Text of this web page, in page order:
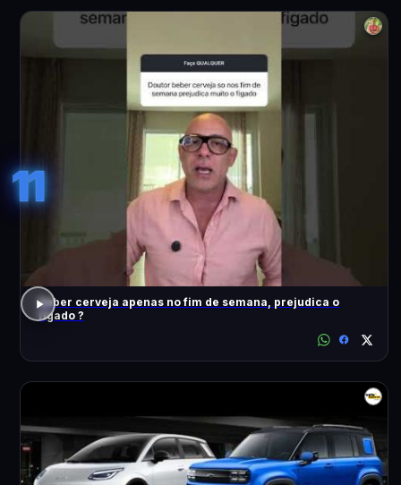
11
Beber cerveja apenas no fim de semana, prejudica o
fígado ?